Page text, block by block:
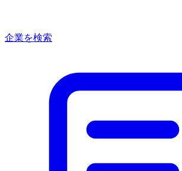
企業を検索